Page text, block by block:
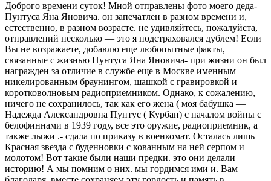
Доброго времени суток! Мной отправлены фото моего деда-
Пунтуса Яна Яновича. он запечатлен в разном времени и,
естественно, в разном возрасте. не удивляйтесь, пожалуйста,
отправлений несколько — это я подстраховался дублем! Если
Вы не возражаете, добавлю еще любопытные факты,
связанные с жизнью Пунтуса Яна Яновича- при жизни он был
награжден за отличие в службе еще в Москве именным
никелированным браунингом, шашкой с гравировкой и
коротковолновым радиоприемником. Однако, к сожалению,
ничего не сохранилось, так как его жена ( моя бабушка —
Надежда Александровна Пунтус ( Курбан) с началом войны с
белофиннами в 1939 году, все это оружие, радиоприемник, а
также лыжи .- сдала по приказу в военкомат. Осталась лишь
Красная звезда с буденновки с кованным на ней серпом и
молотом! Вот такие были наши предки. это они делали
историю! А мы помним о них. мы гордимся ими и. Вам